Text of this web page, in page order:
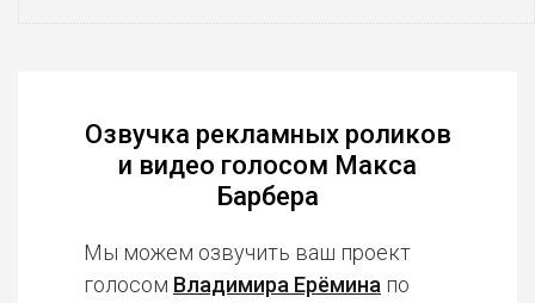
Озвучка рекламных роликов
и видео голосом Макса
Барбера
Мы можем озвучить ваш проект
голосом Владимира Ерёмина по